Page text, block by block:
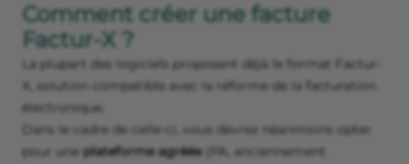
Comment créer une facture
Factur-X ?
La plupart des logiciels proposent déjà le format Factur-
X, solution compatible avec la réforme de la facturation
électronique.
Dans le cadre de celle-ci, vous devrez néanmoins opter
pour une plateforme agréée(PA, anciennement